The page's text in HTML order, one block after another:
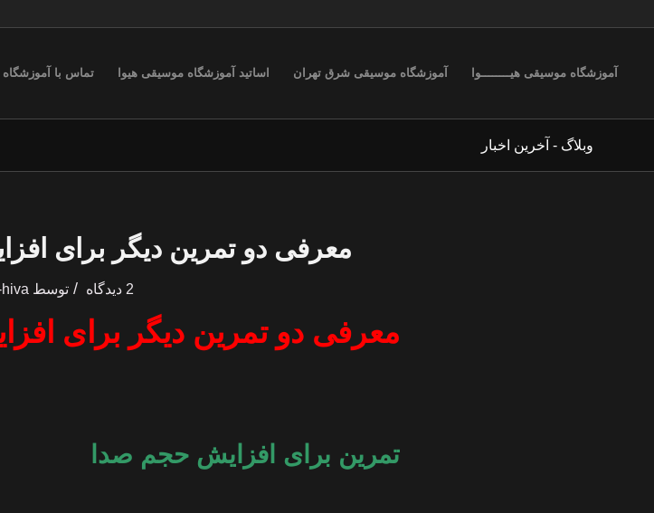
آموزشگاه موسیقی هیــــــــوا آموزشگاه موسیقی شرق تهران اساتید آموزشگاه موسیقی هیوا تماس با آموزشگاه
وبلاگ - آخرین اخبار
معرفی دو تمرین دیگر برای
2 دیدگاه / توسط
معرفی دو تمرین دیگر برای
تمرین برای افزایش حجم صدا